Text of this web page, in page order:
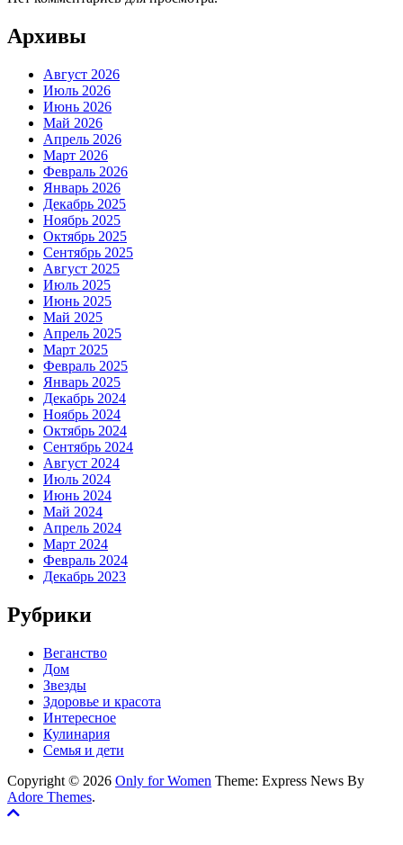
Архивы
Август 2026
Июль 2026
Июнь 2026
Май 2026
Апрель 2026
Март 2026
Февраль 2026
Январь 2026
Декабрь 2025
Ноябрь 2025
Октябрь 2025
Сентябрь 2025
Август 2025
Июль 2025
Июнь 2025
Май 2025
Апрель 2025
Март 2025
Февраль 2025
Январь 2025
Декабрь 2024
Ноябрь 2024
Октябрь 2024
Сентябрь 2024
Август 2024
Июль 2024
Июнь 2024
Май 2024
Апрель 2024
Март 2024
Февраль 2024
Декабрь 2023
Рубрики
Веганство
Дом
Звезды
Здоровье и красота
Интересное
Кулинария
Семья и дети
Copyright © 2026 Only for Women Theme: Express News By
Adore Themes.